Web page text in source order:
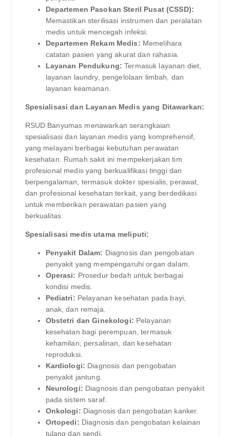
Departemen Pasokan Steril Pusat (CSSD):
Memastikan sterilisasi instrumen dan peralatan
medis untuk mencegah infeksi.
Departemen Rekam Medis: Memelihara
catatan pasien yang akurat dan rahasia.
Layanan Pendukung: Termasuk layanan diet,
layanan laundry, pengelolaan limbah, dan
layanan keamanan.
Spesialisasi dan Layanan Medis yang Ditawarkan:
RSUD Banyumas menawarkan serangkaian
spesialisasi dan layanan medis yang komprehensif,
yang melayani berbagai kebutuhan perawatan
kesehatan. Rumah sakit ini mempekerjakan tim
profesional medis yang berkualifikasi tinggi dan
berpengalaman, termasuk dokter spesialis, perawat,
dan profesional kesehatan terkait, yang berdedikasi
untuk memberikan perawatan pasien yang
berkualitas.
Spesialisasi medis utama meliputi:
Penyakit Dalam: Diagnosis dan pengobatan
penyakit yang mempengaruhi organ dalam.
Operasi: Prosedur bedah untuk berbagai
kondisi medis.
Pediatri: Pelayanan kesehatan pada bayi,
anak, dan remaja.
Obstetri dan Ginekologi: Pelayanan
kesehatan bagi perempuan, termasuk
kehamilan, persalinan, dan kesehatan
reproduksi.
Kardiologi: Diagnosis dan pengobatan
penyakit jantung.
Neurologi: Diagnosis dan pengobatan penyakit
pada sistem saraf.
Onkologi: Diagnosis dan pengobatan kanker.
Ortopedi: Diagnosis dan pengobatan kelainan
tulang dan sendi.